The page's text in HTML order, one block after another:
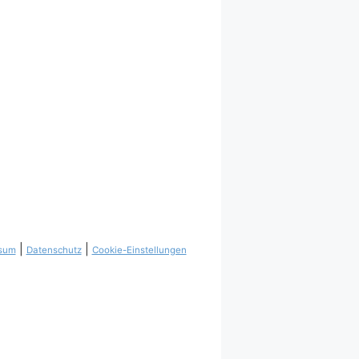
| Datenschutz| Cookie-Einstellungen